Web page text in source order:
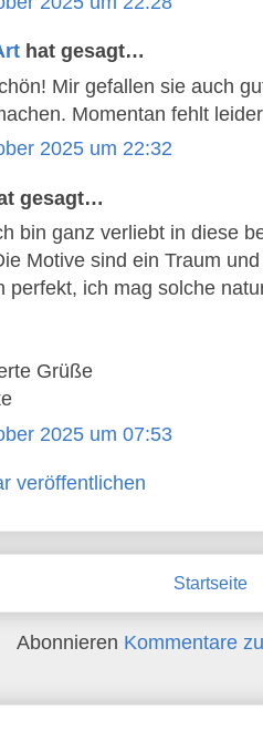
hat gesagt…
Mir gefallen sie auch
Momentan fehlt
2025 um 22:32
gesagt…
bin ganz verliebt in diese
Motive sind ein Traum
perfekt, ich mag solche
Grüße
2025 um 07:53
veröffentlichen
Startseite
Abonnieren Kommentare